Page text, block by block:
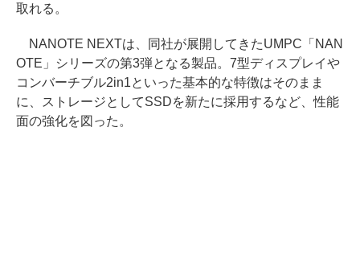
取れる。
NANOTE NEXTは、同社が展開してきたUMPC「NAN
OTE」シリーズの第3弾となる製品。7型ディスプレイや
コンバーチブル2in1といった基本的な特徴はそのまま
に、ストレージとしてSSDを新たに採用するなど、性能
面の強化を図った。